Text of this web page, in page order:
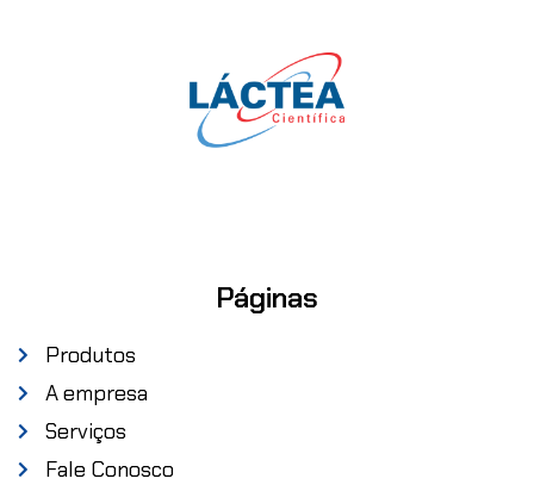
Páginas
Produtos
A empresa
Serviços
Fale Conosco